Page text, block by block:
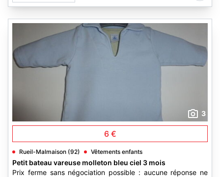
3
6 €
Rueil-Malmaison (92) Vêtements enfants
Petit bateau vareuse molleton bleu ciel 3 mois
Prix ferme sans négociation possible : aucune réponse ne